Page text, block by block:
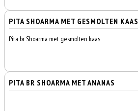
PITA SHOARMA MET GESMOLTEN KAAS
Pita br Shoarma met gesmolten kaas
PITA BR SHOARMA MET ANANAS